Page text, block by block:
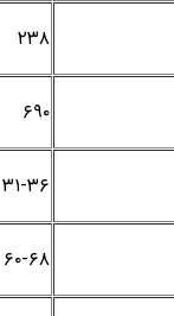
۲۳۸
۶۹۰
۳۱-۳۶
۶۰-۶۸